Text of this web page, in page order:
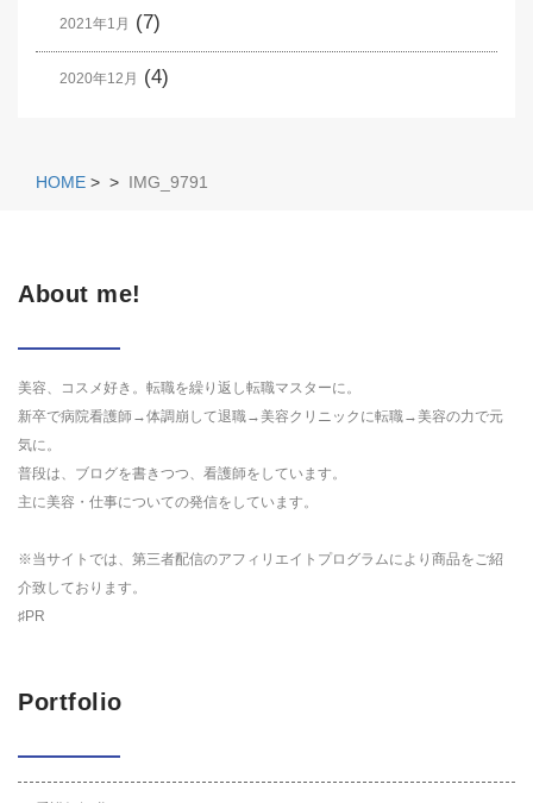
2021年1月 (7)
2020年12月 (4)
HOME > > IMG_9791
About me!
美容、コスメ好き。転職を繰り返し転職マスターに。
新卒で病院看護師→体調崩して退職→美容クリニックに転職→美容の力で元
気に。
普段は、ブログを書きつつ、看護師をしています。
主に美容・仕事についての発信をしています。
※当サイトでは、第三者配信のアフィリエイトプログラムにより商品をご紹
介致しております。
♯PR
Portfolio